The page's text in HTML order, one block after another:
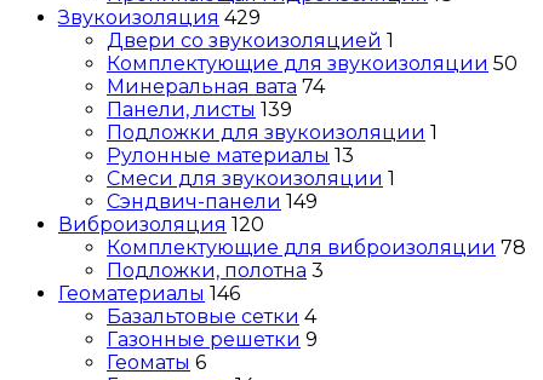
Звукоизоляция 429
Двери со звукоизоляцией 1
Комплектующие для звукоизоляции 50
Минеральная вата 74
Панели, листы 139
Подложки для звукоизоляции 1
Рулонные материалы 13
Смеси для звукоизоляции 1
Сэндвич-панели 149
Виброизоляция 120
Комплектующие для виброизоляции 78
Подложки, полотна 3
Геоматериалы 146
Базальтовые сетки 4
Газонные решетки 9
Геоматы 6